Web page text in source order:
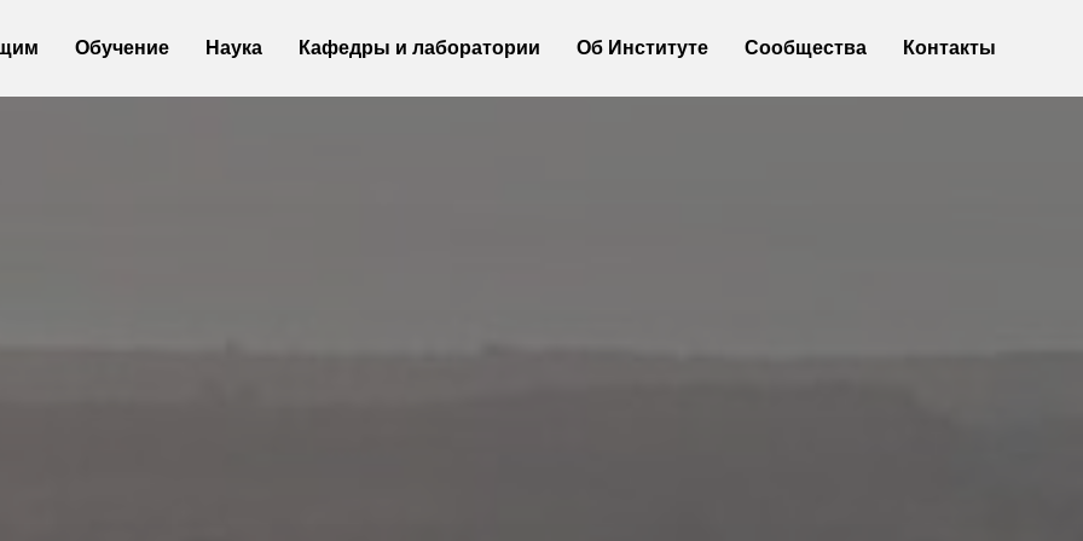
Обучение Наука Кафедры и лаборатории Об Институте Сообщества Контакты
Обучение Наука Кафедры и лаборатории Об Институте Сообщества Контакты